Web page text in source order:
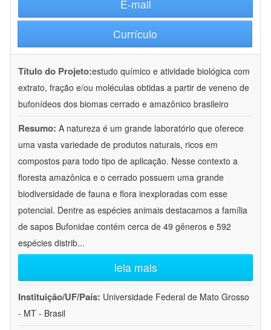
E-mail
Currículo
Título do Projeto:estudo químico e atividade biológica com
extrato, fração e/ou moléculas obtidas a partir de veneno de
bufonídeos dos biomas cerrado e amazônico brasileiro
Resumo: A natureza é um grande laboratório que oferece
uma vasta variedade de produtos naturais, ricos em
compostos para todo tipo de aplicação. Nesse contexto a
floresta amazônica e o cerrado possuem uma grande
biodiversidade de fauna e flora inexploradas com esse
potencial. Dentre as espécies animais destacamos a família
de sapos Bufonidae contém cerca de 49 gêneros e 592
espécies distrib...
leia mais
Instituição/UF/País: Universidade Federal de Mato Grosso
- MT - Brasil